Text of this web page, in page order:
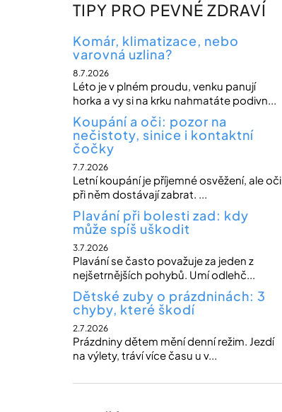
TIPY PRO PEVNÉ ZDRAVÍ
Komár, klimatizace, nebo
varovná uzlina?
8.7.2026
Léto je v plném proudu, venku panují
horka a vy si na krku nahmatáte podivn...
Koupání a oči: pozor na
nečistoty, sinice i kontaktní
čočky
7.7.2026
Letní koupání je příjemné osvěžení, ale oči
při něm dostávají zabrat. ...
Plavání při bolesti zad: kdy
může spíš uškodit
3.7.2026
Plavání se často považuje za jeden z
nejšetrnějších pohybů. Umí odlehč...
Dětské zuby o prázdninách: 3
chyby, které škodí
2.7.2026
Prázdniny dětem mění denní režim. Jezdí
na výlety, tráví více času u v...